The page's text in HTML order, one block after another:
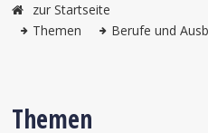
zur Startseite
Themen
Berufe und
Themen